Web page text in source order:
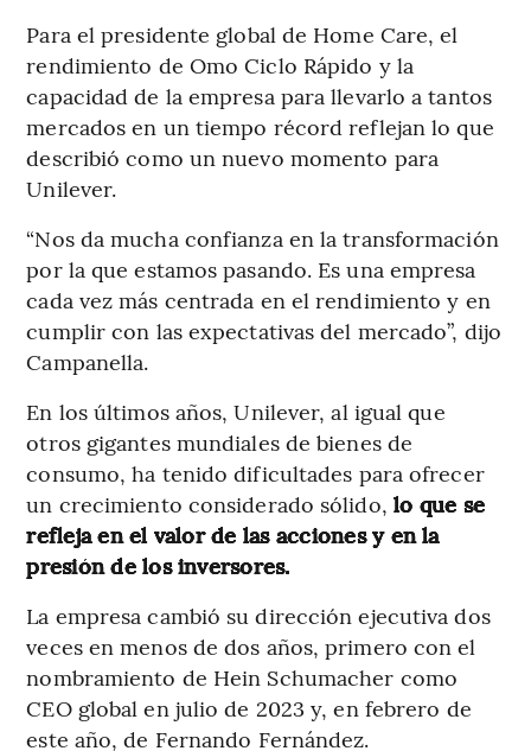
Para el presidente global de Home Care, el
rendimiento de Omo Ciclo Rápido y la
capacidad de la empresa para llevarlo a tantos
mercados en un tiempo récord reflejan lo que
describió como un nuevo momento para
Unilever.
“Nos da mucha confianza en la transformación
por la que estamos pasando. Es una empresa
cada vez más centrada en el rendimiento y en
cumplir con las expectativas del mercado”, dijo
Campanella.
En los últimos años, Unilever, al igual que
otros gigantes mundiales de bienes de
consumo, ha tenido dificultades para ofrecer
un crecimiento considerado sólido, lo que se
refleja en el valor de las acciones y en la
presión de los inversores.
La empresa cambió su dirección ejecutiva dos
veces en menos de dos años, primero con el
nombramiento de Hein Schumacher como
CEO global en julio de 2023 y, en febrero de
este año, de Fernando Fernández.